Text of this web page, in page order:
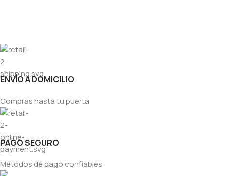
ENVÍO A DOMICILIO
Compras hasta tu puerta
PAGO SEGURO
Métodos de pago confiables